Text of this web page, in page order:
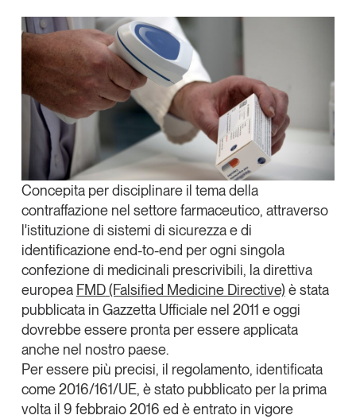
Eventi e formazione
Tutti gli appuntamenti
Chi siamo
Newsletter
Contatti
Tendenze Journal
La nostra newsletter nella tua email
Iscriviti
X
Copia Link
Concepita per disciplinare il tema della
contraffazione nel settore farmaceutico, attraverso
l'istituzione di sistemi di sicurezza e di
identificazione end-to-end per ogni singola
confezione di medicinali prescrivibili, ladirettiva
europea FMD(Falsified Medicine Directive) è stata
pubblicata in Gazzetta Ufficiale nel 2011 e oggi
dovrebbe essere pronta per essere applicata
anche nel nostro paese.
Per essere più precisi, il regolamento, identificata
come 2016/161/UE, è stato pubblicato per la prima
volta il 9 febbraio 2016 ed è entrato in vigore